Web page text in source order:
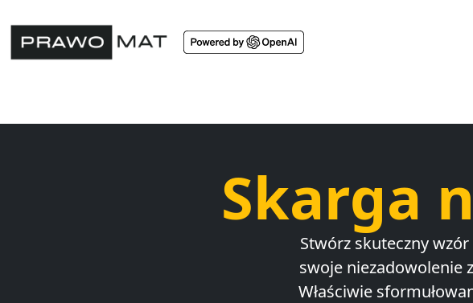
Skarga
Stwórz skuteczny
swoje niezadowolenie
Właściwie